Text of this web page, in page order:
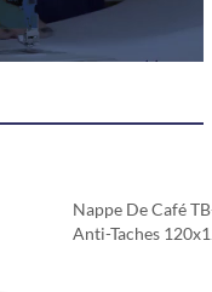
Nappe De Café
Anti-Taches